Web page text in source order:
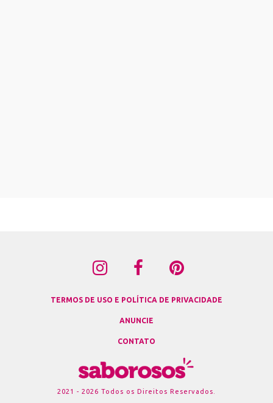
TERMOS DE USO E POLÍTICA DE PRIVACIDADE
ANUNCIE
CONTATO
2021 - 2026 Todos os Direitos Reservados.